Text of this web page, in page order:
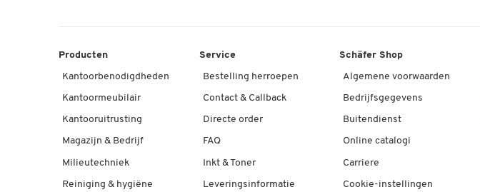
Producten
Kantoorbenodigdheden
Kantoormeubilair
Kantooruitrusting
Magazijn & Bedrijf
Milieutechniek
Reiniging & hygiëne
Service
Bestelling herroepen
Contact & Callback
Directe order
FAQ
Inkt & Toner
Leveringsinformatie
Schäfer Shop
Algemene voorwaarden
Bedrijfsgegevens
Buitendienst
Online catalogi
Carriere
Cookie-instellingen